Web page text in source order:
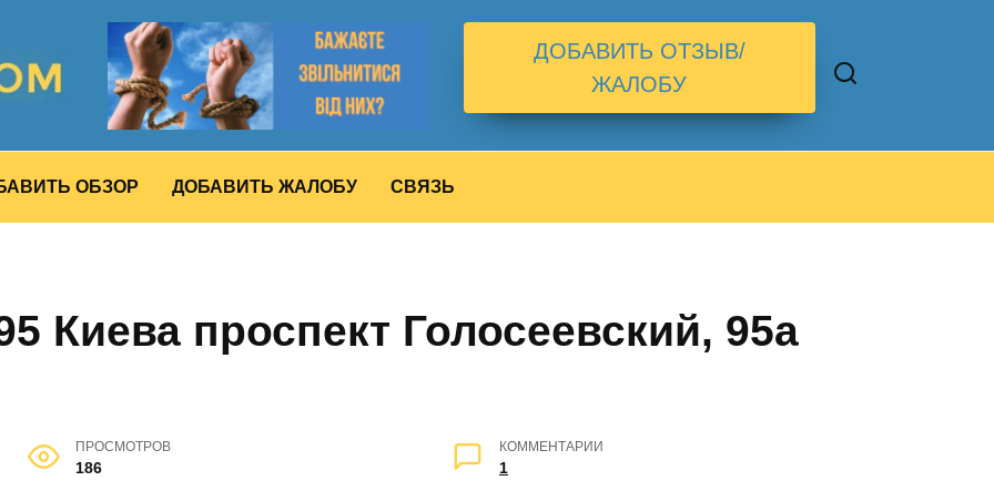
ДОБАВИТЬ ОТЗЫВ/
ЖАЛОБУ
ОБЗОР ДОБАВИТЬ ЖАЛОБУ СВЯЗЬ
Киева проспект Голосеевский, 95а
ПРОСМОТРОВ
186
КОММЕНТАРИИ
1